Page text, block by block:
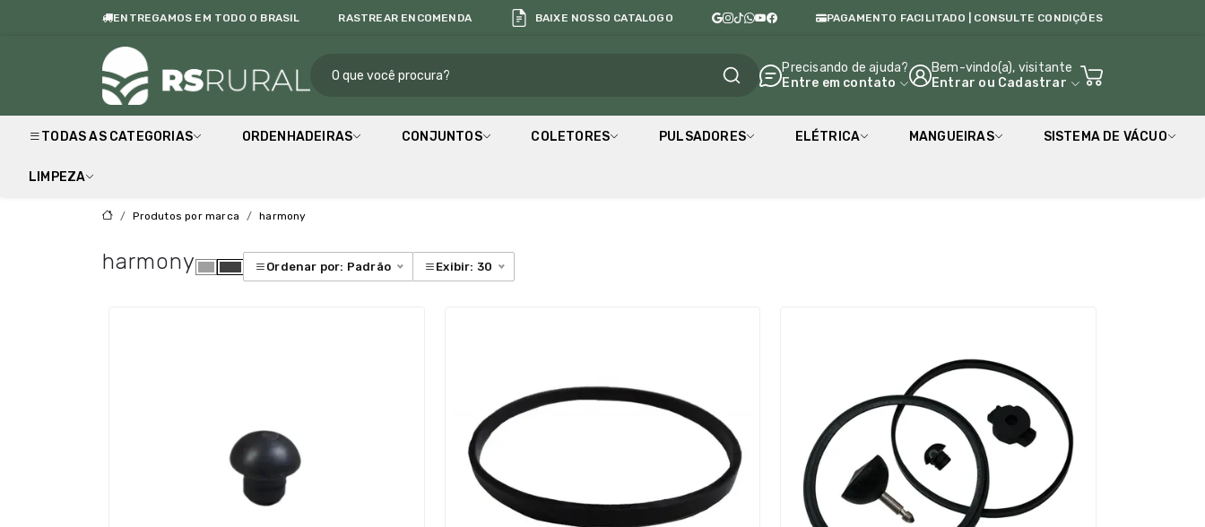
ENTREGAMOS EM TODO O BRASIL RASTREAR ENCOMENDA BAIXE NOSSO CATALOGO PAGAMENTO FACILITADO | CONSULTE CONDIÇÕES
RS Rural
Precisando de ajuda?
Entre em contato
Bem-vindo(a), visitante
Entrar ou Cadastrar
TODAS AS CATEGORIAS ORDENHADEIRAS CONJUNTOS COLETORES PULSADORES ELÉTRICA MANGUEIRAS SISTEMA DE VÁCUO
LIMPEZA
Produtos por marca harmony
harmony Ordenar por: Padrão Exibir: 30